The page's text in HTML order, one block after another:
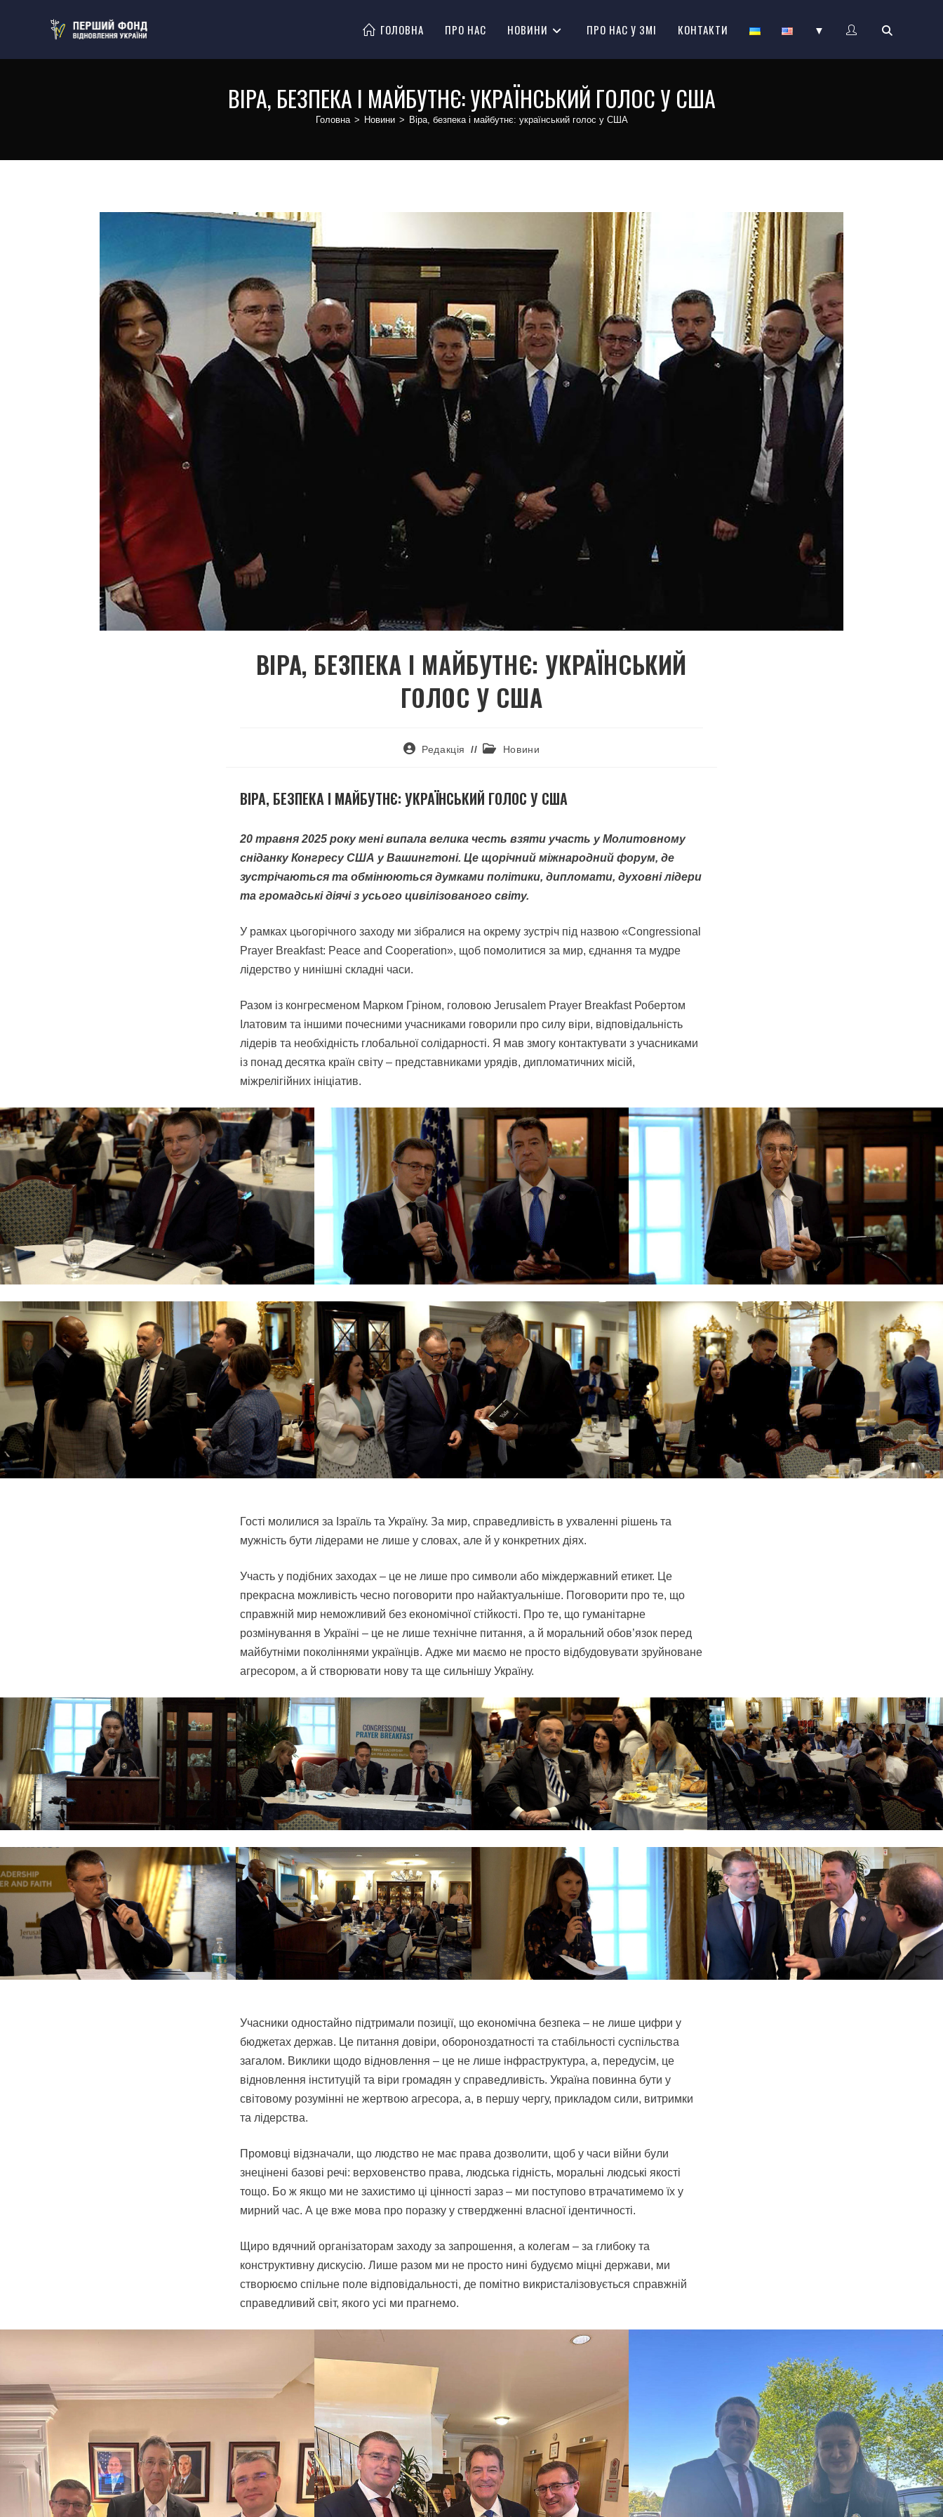
ГОЛОВНА ПРО НАС НОВИНИ ПРО НАС У ЗМІ КОНТАКТИ ▼
ВІРА, БЕЗПЕКА І МАЙБУТНЄ: УКРАЇНСЬКИЙ ГОЛОС У США
Головна > Новини > Віра, безпека і майбутнє: український голос у США
ВІРА, БЕЗПЕКА І МАЙБУТНЄ: УКРАЇНСЬКИЙ
ГОЛОС У США
Редакція Новини
ВІРА, БЕЗПЕКА І МАЙБУТНЄ: УКРАЇНСЬКИЙ ГОЛОС У США
20 травня 2025 року мені випала велика честь взяти участь у Молитовному
сніданку Конгресу США у Вашингтоні. Це щорічний міжнародний форум, де
зустрічаються та обмінюються думками політики, дипломати, духовні лідери
та громадські діячі з усього цивілізованого світу.
У рамках цьогорічного заходу ми зібралися на окрему зустріч під назвою «Congressional
Prayer Breakfast: Peace and Cooperation», щоб помолитися за мир, єднання та мудре
лідерство у нинішні складні часи.
Разом із конгресменом Марком Гріном, головою Jerusalem Prayer Breakfast Робертом
Ілатовим та іншими почесними учасниками говорили про силу віри, відповідальність
лідерів та необхідність глобальної солідарності. Я мав змогу контактувати з учасниками
із понад десятка країн світу – представниками урядів, дипломатичних місій,
міжрелігійних ініціатив.
Гості молилися за Ізраїль та Україну. За мир, справедливість в ухваленні рішень та
мужність бути лідерами не лише у словах, але й у конкретних діях.
Участь у подібних заходах – це не лише про символи або міждержавний етикет. Це
прекрасна можливість чесно поговорити про найактуальніше. Поговорити про те, що
справжній мир неможливий без економічної стійкості. Про те, що гуманітарне
розмінування в Україні – це не лише технічне питання, а й моральний обов’язок перед
майбутніми поколіннями українців. Адже ми маємо не просто відбудовувати зруйноване
агресором, а й створювати нову та ще сильнішу Україну.
Учасники одностайно підтримали позиції, що економічна безпека – не лише цифри у
бюджетах держав. Це питання довіри, обороноздатності та стабільності суспільства
загалом. Виклики щодо відновлення – це не лише інфраструктура, а, передусім, це
відновлення інституцій та віри громадян у справедливість. Україна повинна бути у
світовому розумінні не жертвою агресора, а, в першу чергу, прикладом сили, витримки
та лідерства.
Промовці відзначали, що людство не має права дозволити, щоб у часи війни були
знецінені базові речі: верховенство права, людська гідність, моральні людські якості
тощо. Бо ж якщо ми не захистимо ці цінності зараз – ми поступово втрачатимемо їх у
мирний час. А це вже мова про поразку у ствердженні власної ідентичності.
Щиро вдячний організаторам заходу за запрошення, а колегам – за глибоку та
конструктивну дискусію. Лише разом ми не просто нині будуємо міцні держави, ми
створюємо спільне поле відповідальності, де помітно викристалізовується справжній
справедливий світ, якого усі ми прагнемо.